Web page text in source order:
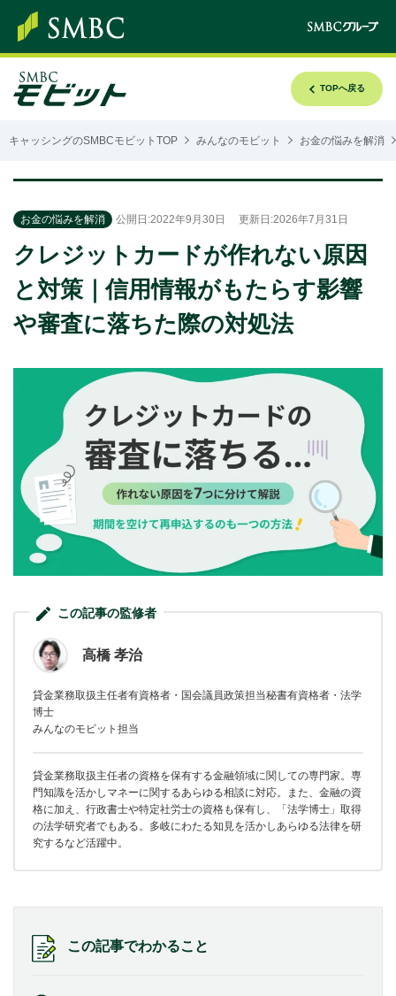
TOPへ戻る
キャッシングのSMBCモビットTOP みんなのモビット お金の悩みを解消
お金の悩みを解消 公開日:2022年9月30日 更新日:2026年7月31日
クレジットカードが作れない原因
と対策｜信用情報がもたらす影響
や審査に落ちた際の対処法
この記事の監修者
高橋 孝治
貸金業務取扱主任者有資格者・国会議員政策担当秘書有資格者・法学
博士
みんなのモビット担当
貸金業務取扱主任者の資格を保有する金融領域に関しての専門家。専
門知識を活かしマネーに関するあらゆる相談に対応。また、金融の資
格に加え、行政書士や特定社労士の資格も保有し、「法学博士」取得
の法学研究者でもある。多岐にわたる知見を活かしあらゆる法律を研
究するなど活躍中。
この記事でわかること